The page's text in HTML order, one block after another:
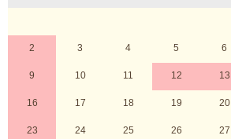
2 3 4 5 6
9 10 11 12 13
16 17 18 19 20
23 24 25 26 27